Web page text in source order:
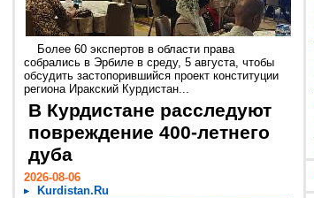
Более 60 экспертов в области права
собрались в Эрбиле в среду, 5 августа, чтобы
обсудить застопорившийся проект конституции
региона Иракский Курдистан...
В Курдистане расследуют
повреждение 400-летнего
дуба
2026-08-06
Kurdistan.Ru